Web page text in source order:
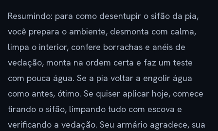
Resumindo: para como desentupir o sifão da pia,
você prepara o ambiente, desmonta com calma,
limpa o interior, confere borrachas e anéis de
vedação, monta na ordem certa e faz um teste
com pouca água. Se a pia voltar a engolir água
como antes, ótimo. Se quiser aplicar hoje, comece
tirando o sifão, limpando tudo com escova e
verificando a vedação. Seu armário agradece, sua